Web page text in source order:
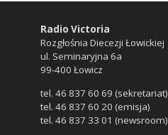
Radio Victoria
Rozgłośnia Diecezji Łowickiej
ul. Seminaryjna 6a
99-400 Łowicz
tel. 46 837 60 69 (sekretariat)
tel. 46 837 60 20 (emisja)
tel. 46 837 33 01 (newsroom)